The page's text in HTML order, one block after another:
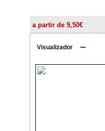
a partir de 9,50€
Visualizador